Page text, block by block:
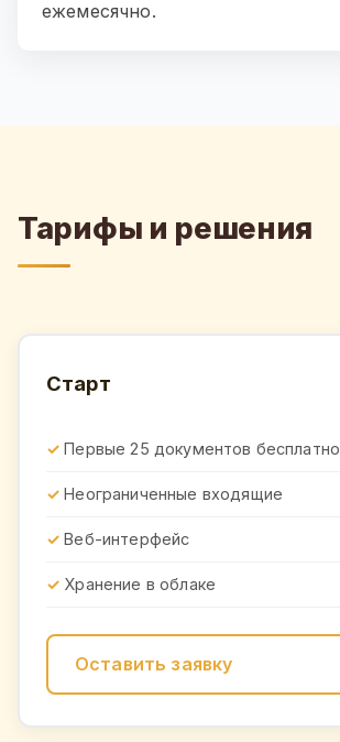
ежемесячно.
Тарифы и решения
Старт
Первые 25 документов бесплатно
Неограниченные входящие
Веб-интерфейс
Хранение в облаке
Оставить заявку